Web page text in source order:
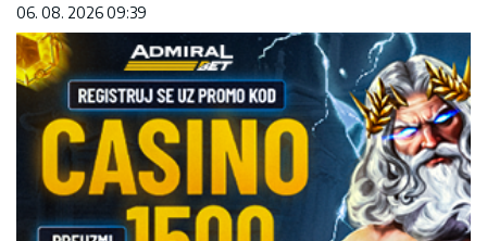
06. 08. 2026 09:39